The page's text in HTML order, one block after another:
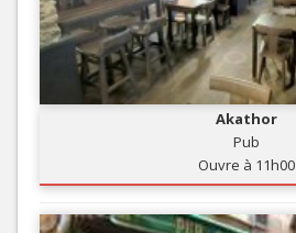
Akathor
Pub
Ouvre à 11h00